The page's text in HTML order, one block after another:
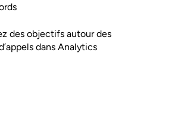
des objectifs autour des
dans Analytics